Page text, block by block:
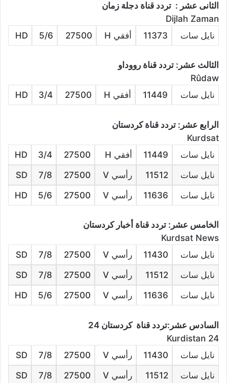
الثانى عشر : تردد قناة دجلة زمان
Dijlah Zaman
نايل سات
11373 أفقي H 27500
5/6
HD
الثالث عشر: تردد قناة رووداو
Rûdaw
نايل سات
11449 أفقي H 27500
3/4
HD
الرابع عشر: تردد قناة كردستان
Kurdsat
نايل سات
11449 أفقي H 27500
3/4
HD
نايل سات
11512 رأسي V 27500
7/8
SD
نايل سات
11636 رأسي V 27500
5/6
HD
الخامس عشر: تردد قناة أخبار كردستان
Kurdsat News
نايل سات
11430 رأسي V 27500
7/8
SD
نايل سات
11512 رأسي V 27500
7/8
SD
نايل سات
11636 رأسي V 27500
5/6
HD
السادس عشر:تردد قناة كردستان 24
Kurdistan 24
نايل سات
11430 رأسي V 27500
7/8
SD
نايل سات
11512 رأسي V 27500
7/8
SD